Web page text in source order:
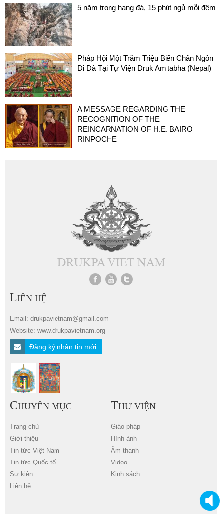
5 năm trong hang đá, 15 phút ngủ mỗi đêm
Pháp Hội Một Trăm Triệu Biến Chân Ngôn
Di Dà Tại Tự Viện Druk Amitabha (Nepal)
A MESSAGE REGARDING THE
RECOGNITION OF THE
REINCARNATION OF H.E. BAIRO
RINPOCHE
LIÊN HỆ
Email: drukpavietnam@gmail.com
Website: www.drukpavietnam.org
Đăng ký nhận tin mới
CHUYÊN MỤC
Trang chủ
Giới thiệu
Tin tức Việt Nam
Tin tức Quốc tế
Sự kiện
Liên hệ
THƯ VIỆN
Giáo pháp
Hình ảnh
Âm thanh
Video
Kinh sách